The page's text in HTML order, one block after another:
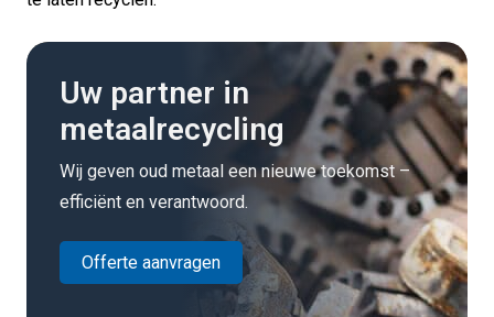
Uw partner in
metaalrecycling
Wij geven oud metaal een nieuwe toekomst –
efficiënt en verantwoord.
Offerte aanvragen